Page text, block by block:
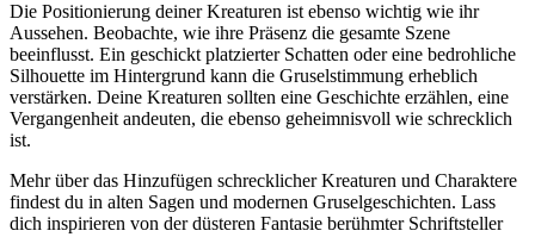
Die Positionierung deiner Kreaturen ist ebenso wichtig wie ihr
Aussehen. Beobachte, wie ihre Präsenz die gesamte Szene
beeinflusst. Ein geschickt platzierter Schatten oder eine bedrohliche
Silhouette im Hintergrund kann die Gruselstimmung erheblich
verstärken. Deine Kreaturen sollten eine Geschichte erzählen, eine
Vergangenheit andeuten, die ebenso geheimnisvoll wie schrecklich
ist.
Mehr über das Hinzufügen schrecklicher Kreaturen und Charaktere
findest du in alten Sagen und modernen Gruselgeschichten. Lass
dich inspirieren von der düsteren Fantasie berühmter Schriftsteller